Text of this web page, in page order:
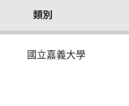
類別
國立嘉義大學